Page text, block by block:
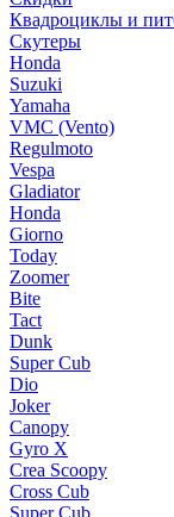
Квадроциклы и
Скутеры
Honda
Suzuki
Yamaha
VMC (Vento)
Regulmoto
Vespa
Gladiator
Honda
Giorno
Today
Zoomer
Bite
Tact
Dunk
Super Cub
Dio
Joker
Canopy
Gyro X
Crea Scoopy
Cross Cub
Super Cub